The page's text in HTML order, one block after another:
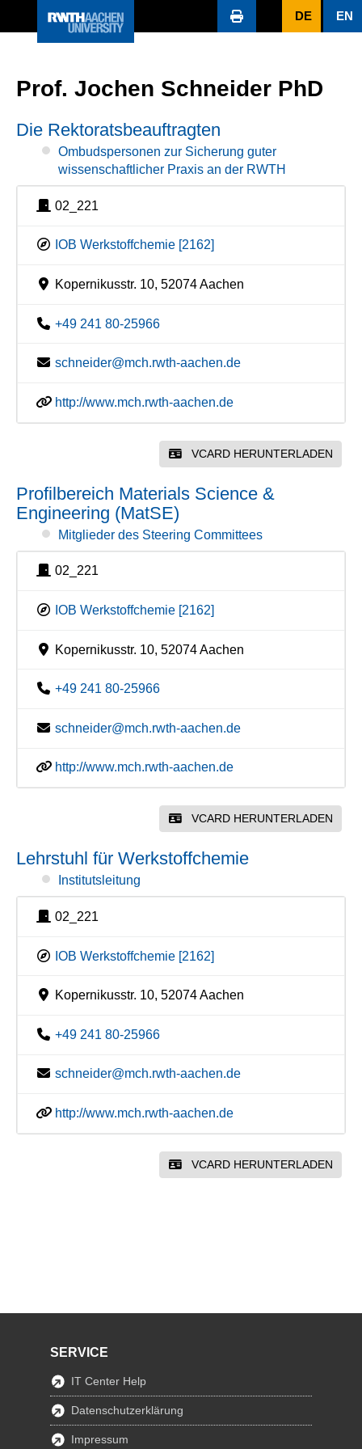
DE EN
Prof. Jochen Schneider PhD
Die Rektoratsbeauftragten
Ombudspersonen zur Sicherung guter
wissenschaftlicher Praxis an der RWTH
02_221
IOB Werkstoffchemie [2162]
Kopernikusstr. 10, 52074 Aachen
+49 241 80-25966
schneider@mch.rwth-aachen.de
http://www.mch.rwth-aachen.de
VCARD HERUNTERLADEN
Profilbereich Materials Science &
Engineering (MatSE)
Mitglieder des Steering Committees
02_221
IOB Werkstoffchemie [2162]
Kopernikusstr. 10, 52074 Aachen
+49 241 80-25966
schneider@mch.rwth-aachen.de
http://www.mch.rwth-aachen.de
VCARD HERUNTERLADEN
Lehrstuhl für Werkstoffchemie
Institutsleitung
02_221
IOB Werkstoffchemie [2162]
Kopernikusstr. 10, 52074 Aachen
+49 241 80-25966
schneider@mch.rwth-aachen.de
http://www.mch.rwth-aachen.de
VCARD HERUNTERLADEN
SERVICE
IT Center Help
Datenschutzerklärung
Impressum